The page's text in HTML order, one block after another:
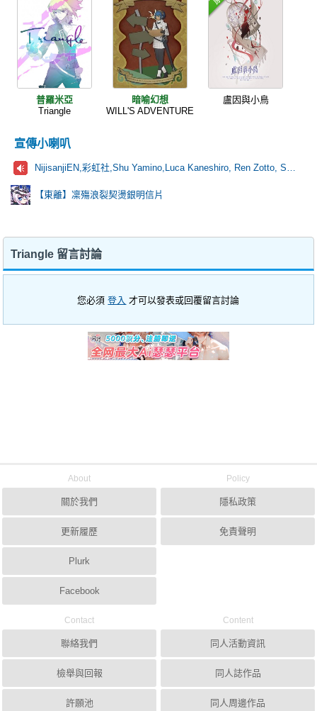
普羅米亞
Triangle
暗喻幻想
WILL'S ADVENTURE
盧因與小鳥
宣傳小喇叭
【東離】凜殤浪裂契燙銀明信片
Triangle 留言討論
您必須登入 才可以發表或回覆留言討論
About
關於我們
更新履歷
Plurk
Facebook
Policy
隱私政策
免責聲明
Contact
聯絡我們
檢舉與回報
許願池
Content
同人活動資訊
同人誌作品
同人周邊作品